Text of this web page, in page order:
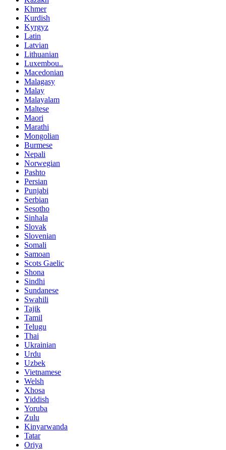
Khmer
Kurdish
Kyrgyz
Latin
Latvian
Lithuanian
Luxembou..
Macedonian
Malagasy
Malay
Malayalam
Maltese
Maori
Marathi
Mongolian
Burmese
Nepali
Norwegian
Pashto
Persian
Punjabi
Serbian
Sesotho
Sinhala
Slovak
Slovenian
Somali
Samoan
Scots Gaelic
Shona
Sindhi
Sundanese
Swahili
Tajik
Tamil
Telugu
Thai
Ukrainian
Urdu
Uzbek
Vietnamese
Welsh
Xhosa
Yiddish
Yoruba
Zulu
Kinyarwanda
Tatar
Oriya